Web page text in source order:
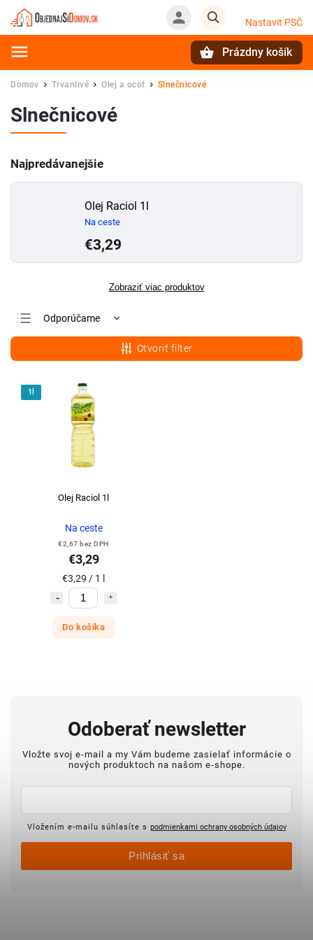
Nastavit PSČ
Prázdny košík
Domov / Trvanlivé / Olej a ocot / Slnečnicové
Slnečnicové
Najpredávanejšie
Olej Raciol 1l
Na ceste
€3,29
Zobraziť viac produktov
Odporúčame
Najdrahšie
Najpredávanejšie
Abecedne
Otvoriť filter
1l
Olej Raciol 1l
Na ceste
€2,67 bez DPH
€3,29
€3,29 / 1 l
Do košíka
Odoberať newsletter
Vložte svoj e-mail a my Vám budeme zasielať informácie o
nových produktoch na našom e-shope.
Vložením e-mailu súhlasíte s podmienkami ochrany osobných údajov
Prihlásiť sa